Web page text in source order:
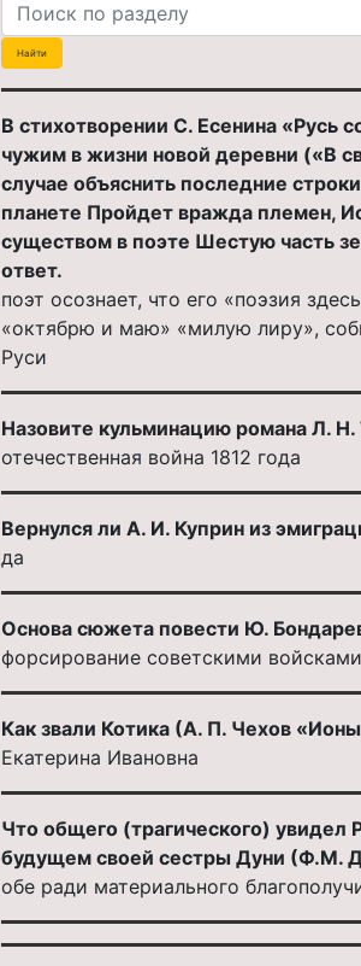
В стихотворении С. Есенина «Русь
чужим в жизни новой деревни («В
случае объяснить последние
планете Пройдет вражда племен,
существом в поэте Шестую часть
ответ.
поэт осознает, что его «поэзия
«октябрю и маю» «милую лиру»,
Руси
Назовите кульминацию романа Л.
отечественная война 1812 года
Вернулся ли А. И. Куприн из
да
Основа сюжета повести Ю.
форсирование советскими
Как звали Котика (А. П. Чехов
Екатерина Ивановна
Что общего (трагического) увидел
будущем своей сестры Дуни (Ф.М.
обе ради материального